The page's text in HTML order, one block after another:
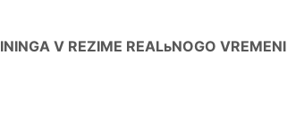
V REZIME REALьNOGO VREMENI